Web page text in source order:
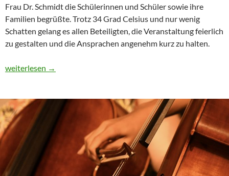
Frau Dr. Schmidt die Schülerinnen und Schüler sowie ihre
Familien begrüßte. Trotz 34 Grad Celsius und nur wenig
Schatten gelang es allen Beteiligten, die Veranstaltung feierlich
zu gestalten und die Ansprachen angenehm kurz zu halten.
Abschlussfeier bei strahlendem Sonnenschein: Zeugnisse für
weiterlesen →